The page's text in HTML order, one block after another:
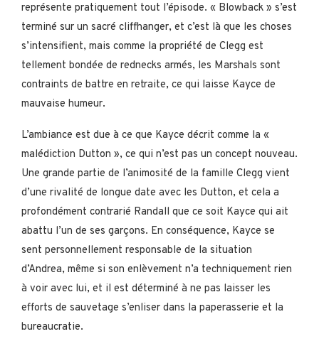
représente pratiquement tout l’épisode. « Blowback » s’est
terminé sur un sacré cliffhanger, et c’est là que les choses
s’intensifient, mais comme la propriété de Clegg est
tellement bondée de rednecks armés, les Marshals sont
contraints de battre en retraite, ce qui laisse Kayce de
mauvaise humeur.
L’ambiance est due à ce que Kayce décrit comme la «
malédiction Dutton », ce qui n’est pas un concept nouveau.
Une grande partie de l’animosité de la famille Clegg vient
d’une rivalité de longue date avec les Dutton, et cela a
profondément contrarié Randall que ce soit Kayce qui ait
abattu l’un de ses garçons. En conséquence, Kayce se
sent personnellement responsable de la situation
d’Andrea, même si son enlèvement n’a techniquement rien
à voir avec lui, et il est déterminé à ne pas laisser les
efforts de sauvetage s’enliser dans la paperasserie et la
bureaucratie.